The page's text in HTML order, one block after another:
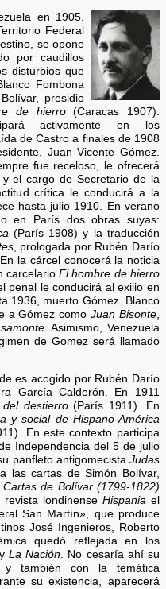
en 1905.
Federal
se opone
por caudillos
disturbios que
Fombona
presidio
de hierro(Caracas 1907).
activamente en los
de Castro a finales de 1908
Juan Vicente Gómez.
fue receloso, le ofrecerá
el cargo de Secretario de la
crítica le conducirá a la
hasta julio 1910. En verano
en París dos obras suyas:
(París 1908) y la traducción
, prologada por Rubén Darío
la cárcel conocerá la noticia
carcelarioEl hombre de hierro
penal le conducirá al exilio en
1936, muerto Gómez. Blanco
a Gómez comoJuan Bisonte,
. Asimismo, Venezuela
de Gomez será llamado
es acogido por Rubén Darío
García Calderón. En 1911
del destierro(París 1911). En
y social de Hispano-América
En este contexto participa
Independencia del 5 de julio
panfleto antigomecista Judas
las cartas de Simón Bolívar,
Cartas de Bolívar (1799-1822)
londinense Hispaniael
San Martín», que produce
José Ingenieros, Roberto
quedó reflejada en los
La Nación. No cesaría ahí su
y también con la temática
su existencia, aparecerá